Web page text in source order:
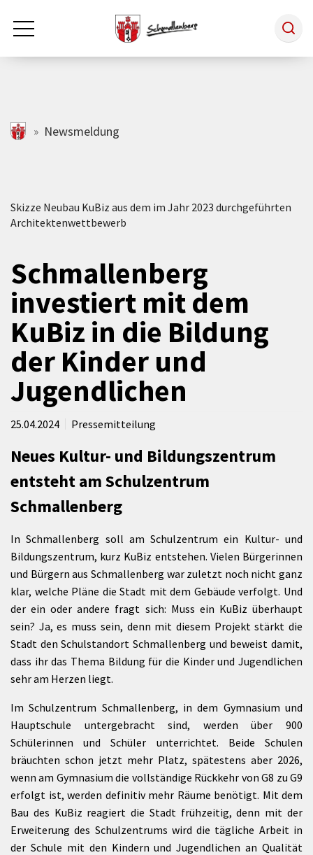
Zum Hauptinhalt springen
Rathaus & Politik
Tourismus
Freizeit & Kultur
Wirtschaft
schmallenberg.de
Newsmeldung
Skizze Neubau KuBiz aus dem im Jahr 2023 durchgeführten
Architektenwettbewerb
Schmallenberg
investiert mit dem
KuBiz in die Bildung
der Kinder und
Jugendlichen
25.04.2024 Pressemitteilung
Neues Kultur- und Bildungszentrum
entsteht am Schulzentrum
Schmallenberg
In Schmallenberg soll am Schulzentrum ein Kultur- und
Bildungszentrum, kurz KuBiz entstehen. Vielen Bürgerinnen
und Bürgern aus Schmallenberg war zuletzt noch nicht ganz
klar, welche Pläne die Stadt mit dem Gebäude verfolgt. Und
der ein oder andere fragt sich: Muss ein KuBiz überhaupt
sein? Ja, es muss sein, denn mit diesem Projekt stärkt die
Stadt den Schulstandort Schmallenberg und beweist damit,
dass ihr das Thema Bildung für die Kinder und Jugendlichen
sehr am Herzen liegt.
Im Schulzentrum Schmallenberg, in dem Gymnasium und
Hauptschule untergebracht sind, werden über 900
Schülerinnen und Schüler unterrichtet. Beide Schulen
bräuchten schon jetzt mehr Platz, spätestens aber 2026,
wenn am Gymnasium die vollständige Rückkehr von G8 zu G9
erfolgt ist, werden definitiv mehr Räume benötigt. Mit dem
Bau des KuBiz reagiert die Stadt frühzeitig, denn mit der
Erweiterung des Schulzentrums wird die tägliche Arbeit in
der Schule mit den Kindern und Jugendlichen an Qualität